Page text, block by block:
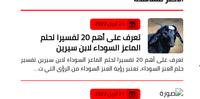
21 أبريل 2022
تعرف على أهم 20 تفسيرا لحلم
الماعز السوداء لابن سيرين
تعرف على أهم 20 تفسيرا لحلم الماعز السوداء لابن سيرين تفسير
حلم العنز السوداء، تعتبر رؤية العنز السوداء من الرؤى التي ت…
21 أبريل 2022